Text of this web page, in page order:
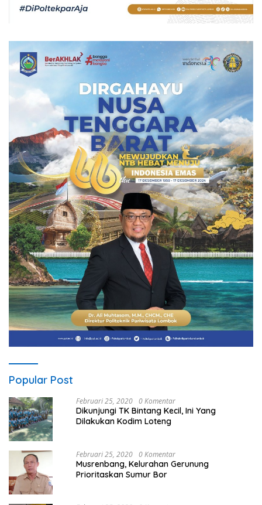
Popular Post
Februari 25, 2020 0 Komentar
Dikunjungi TK Bintang Kecil, Ini Yang
Dilakukan Kodim Loteng
Februari 25, 2020 0 Komentar
Musrenbang, Kelurahan Gerunung
Prioritaskan Sumur Bor